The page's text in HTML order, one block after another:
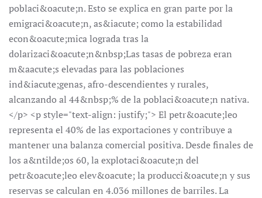
poblaci&oacute;n. Esto se explica en gran parte por la
emigraci&oacute;n, as&iacute; como la estabilidad
econ&oacute;mica lograda tras la
dolarizaci&oacute;n&nbsp;Las tasas de pobreza eran
m&aacute;s elevadas para las poblaciones
ind&iacute;genas, afro-descendientes y rurales,
alcanzando al 44&nbsp;% de la poblaci&oacute;n nativa.
</p> <p style="text-align: justify;"> El petr&oacute;leo
representa el 40% de las exportaciones y contribuye a
mantener una balanza comercial positiva. Desde finales de
los a&ntilde;os 60, la explotaci&oacute;n del
petr&oacute;leo elev&oacute; la producci&oacute;n y sus
reservas se calculan en 4.036 millones de barriles. La